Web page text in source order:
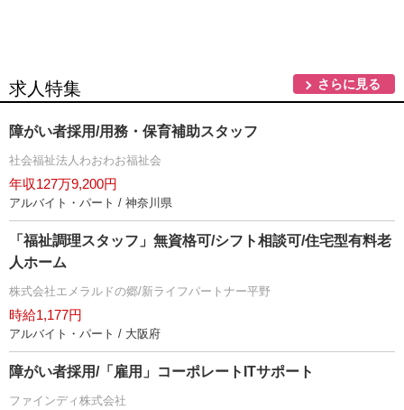
求人特集 さらに見る
障がい者採用/用務・保育補助スタッフ
社会福祉法人わおわお福祉会
年収127万9,200円
アルバイト・パート / 神奈川県
「福祉調理スタッフ」無資格可/シフト相談可/住宅型有料老
人ホーム
株式会社エメラルドの郷/新ライフパートナー平野
時給1,177円
アルバイト・パート / 大阪府
障がい者採用/「雇用」コーポレートITサポート
ファインディ株式会社